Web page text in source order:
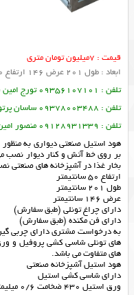
قیمت : 7میلیون تومان متری
ابعاد : طول 201 عرض 146 ارتفاع 50 سانتیمتر
تلفن : 09356107101 تورج امین فر
تلفن : 09378003488 ساسان پرتو
تلفن : 09128931339 منصور امین فر
هود استیل صنعتی دیواری به
بر روی خط آتش و کنار دیوار نصب
بخار غذا در آشپزخانه های صنعتی
ارتفاع 50 سانتیمتر
طول 201 سانتیمتر
عرض 146 سانتیمتر
دارای چراغ تونلی (طبق سفارش)
دارای فن مکنده (طبق سفارش)
به درخواست مشتری دارای چربی
های تونلی شاسی کشی پروفیل و
های متفاوت می باشد.
هود استیل آشپزخانه صنعتی
دارای شاسی کشی استیل
ورق استیل 430 ضخامت 0/6 میلیمتر